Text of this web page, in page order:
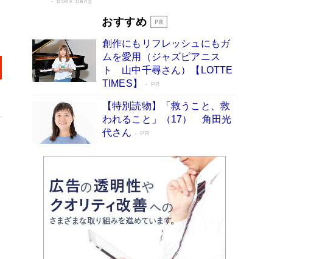
「叱って伸びるやつは、褒めたらもっと伸
た“人を育てるコツ”…芸への考え方を明か
す
Book Bang
「『火垂るの墓』は、大嘘である」原作者が抱き
続けた“自責の念”とは…「自己憐憫は描きたくな
い」監督が徹底的にこだわったこと（後編） #
戦争の記憶
Book Bang
美輪明宏 晩年の回答を集めた『ほほえんで生き
るための人生相談』がランクイン［エンターテイ
メントベストセラー］
Book Bang
「宇宙兄弟」最終46巻がベストセラー1位 宇宙
開発への関心を押し上げた18年の物語に幕 特装
版には「宇宙で描かれたマンガ」も収録
Book Bang
友近氏、絶賛！ 鎌倉を舞台に、孤独を抱えた
人々が新たな一歩を踏み出す連作短篇集『海のほ
とりのプラネット』試し読み
Book Bang
おすすめ
創作にもリフレッシュにもガ
ムを愛用（ジャズピアニス
ト 山中千尋さん）【LOTTE
TIMES】
PR
【特別読物】「救うこと、救
われること」（17） 角田光
代さん
PR